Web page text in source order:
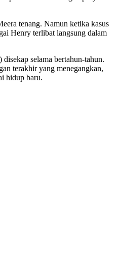
tenang. Namun ketika kasus
Henry terlibat langsung dalam
selama bertahun-tahun.
terakhir yang menegangkan,
hidup baru.